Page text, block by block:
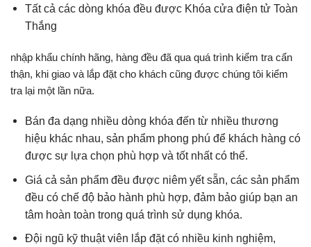
Tất cả các dòng khóa đều được Khóa cửa điện tử Toàn
Thắng
nhập khẩu chính hãng, hàng đều đã qua quá trình kiểm tra cẩn
thận, khi giao và lắp đặt cho khách cũng được chúng tôi kiểm
tra lại một lần nữa.
Bán đa dạng nhiều dòng khóa đến từ nhiều thương
hiệu khác nhau, sản phẩm phong phú để khách hàng có
được sự lựa chọn phù hợp và tốt nhất có thể.
Giá cả sản phẩm đều được niêm yết sẵn, các sản phẩm
đều có chế độ bảo hành phù hợp, đảm bảo giúp bạn an
tâm hoàn toàn trong quá trình sử dụng khóa.
Đội ngũ kỹ thuật viên lắp đặt có nhiều kinh nghiệm,